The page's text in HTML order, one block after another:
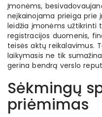
Įmonėms,
neįkainojama prieiga prie
leidžia įmonėms užtikrinti
registracijos duomenis,
teisės aktų reikalavimus.
laikymasis ne tik
gerina bendrą verslo
Sėkmingų
priėmimas